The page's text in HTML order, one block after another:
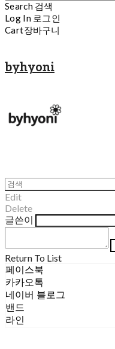
Search 검색
Log In 로그인
Cart장바구니
byhyoni
Edit
Delete
글쓴이
Return To List
페이스북
카카오톡
네이버 블로그
밴드
라인